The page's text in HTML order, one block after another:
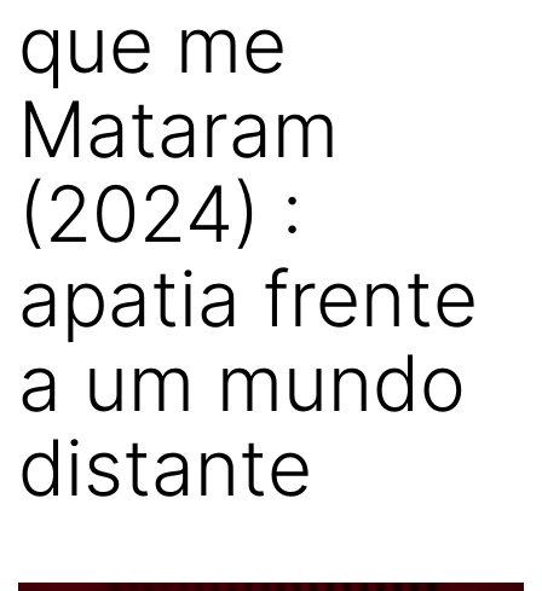
que me
Mataram
(2024) :
apatia frente
a um mundo
distante